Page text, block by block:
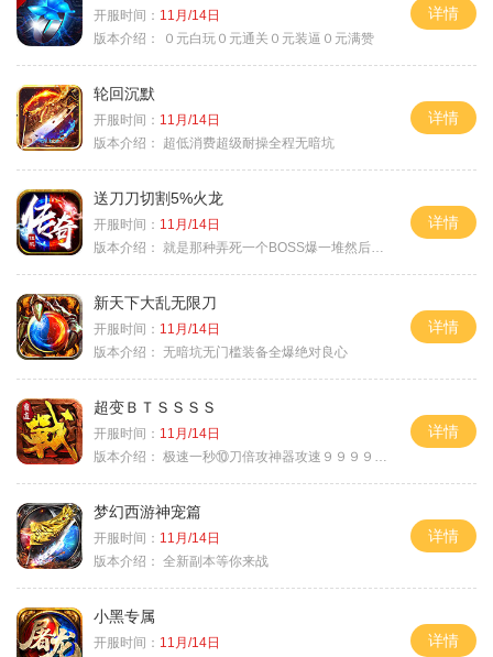
开服时间： 11月/14日
版本介绍：
０元白玩０元通关０元装逼０元满赞
详情
轮回沉默
开服时间： 11月/14日
版本介绍：
超低消费超级耐操全程无暗坑
详情
送刀刀切割5%火龙
开服时间： 11月/14日
版本介绍： 就是那种弄死一个BOSS爆一堆然后就起飞
详情
新天下大乱无限刀
开服时间： 11月/14日
版本介绍： 无暗坑无门槛装备全爆绝对良心
详情
超变ＢＴＳＳＳＳ
开服时间： 11月/14日
版本介绍： 极速一秒⑩刀倍攻神器攻速９９９９①挑
详情
梦幻西游神宠篇
开服时间： 11月/14日
版本介绍： 全新副本等你来战
详情
小黑专属
开服时间： 11月/14日
详情